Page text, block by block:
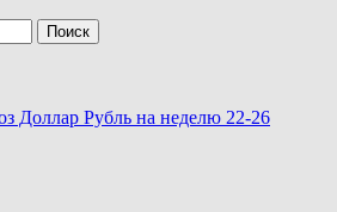
Доллар Рубль на неделю 22-26